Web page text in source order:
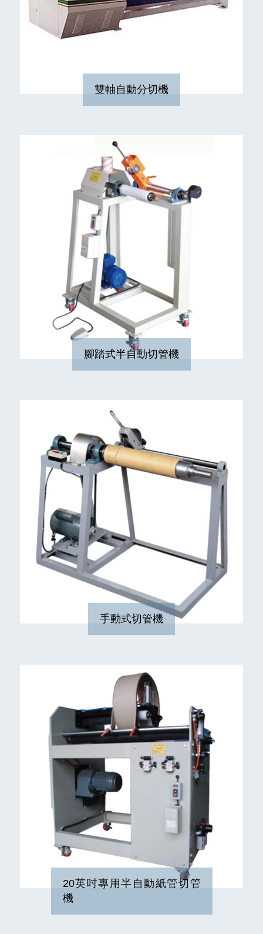
雙軸自動分切機
腳踏式半自動切管機
手動式切管機
20英吋專用半自動紙管切管
機